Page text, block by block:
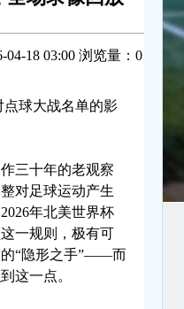
18 03:00 浏览量：0
点球大战名单的影
三十年的老观察
对足球运动产生
年北美世界杯
一规则，极有可
的“隐形之手”——而
这一点。